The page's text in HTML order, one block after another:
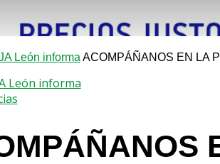
León informa ACOMPÁÑANOS EN LA
León informa